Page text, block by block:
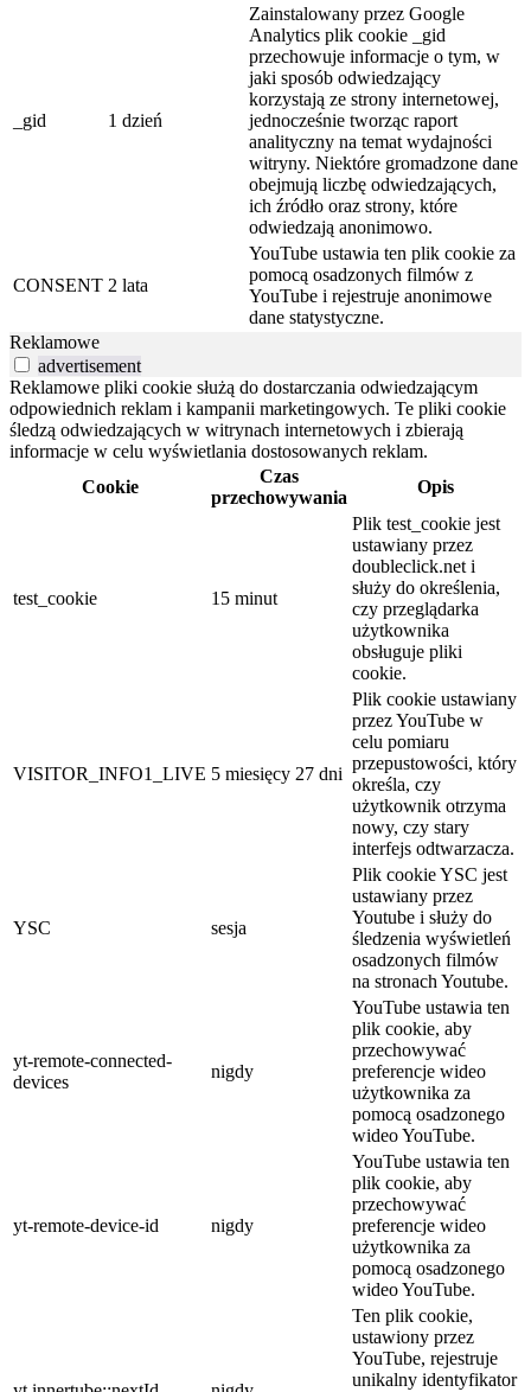
_gid 1 dzień
Zainstalowany przez Google
Analytics plik cookie _gid
przechowuje informacje o tym, w
jaki sposób odwiedzający
korzystają ze strony internetowej,
jednocześnie tworząc raport
analityczny na temat wydajności
witryny. Niektóre gromadzone dane
obejmują liczbę odwiedzających,
ich źródło oraz strony, które
odwiedzają anonimowo.
CONSENT 2 lata
YouTube ustawia ten plik cookie za
pomocą osadzonych filmów z
YouTube i rejestruje anonimowe
dane statystyczne.
Reklamowe
advertisement
Reklamowe pliki cookie służą do dostarczania odwiedzającym
odpowiednich reklam i kampanii marketingowych. Te pliki cookie
śledzą odwiedzających w witrynach internetowych i zbierają
informacje w celu wyświetlania dostosowanych reklam.
Cookie
Czas
przechowywania
Opis
test_cookie 15 minut
Plik test_cookie jest
ustawiany przez
doubleclick.net i
służy do określenia,
czy przeglądarka
użytkownika
obsługuje pliki
cookie.
VISITOR_INFO1_LIVE 5 miesięcy 27 dni
Plik cookie ustawiany
przez YouTube w
celu pomiaru
przepustowości, który
określa, czy
użytkownik otrzyma
nowy, czy stary
interfejs odtwarzacza.
YSC sesja
Plik cookie YSC jest
ustawiany przez
Youtube i służy do
śledzenia wyświetleń
osadzonych filmów
na stronach Youtube.
yt-remote-connected-
devices
nigdy
YouTube ustawia ten
plik cookie, aby
przechowywać
preferencje wideo
użytkownika za
pomocą osadzonego
wideo YouTube.
yt-remote-device-id nigdy
YouTube ustawia ten
plik cookie, aby
przechowywać
preferencje wideo
użytkownika za
pomocą osadzonego
wideo YouTube.
Ten plik cookie,
ustawiony przez
YouTube, rejestruje
unikalny identyfikator